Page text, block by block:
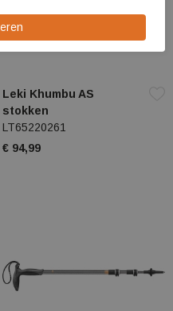
Leki Khumbu AS
stokken
LT65220261
€ 94,99